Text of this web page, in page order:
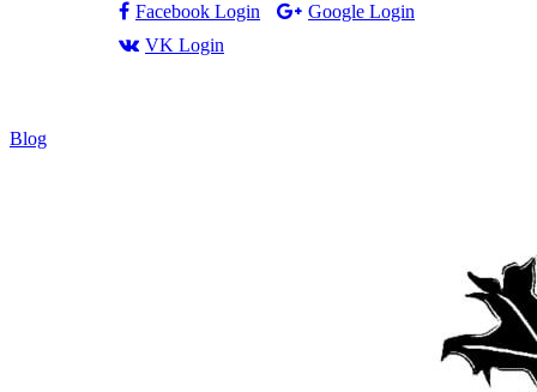
Facebook Login
Google Login
VK Login
Blog